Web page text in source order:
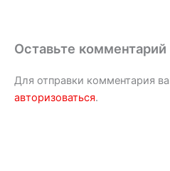
Оставьте комментарий
Для отправки комментария
авторизоваться.